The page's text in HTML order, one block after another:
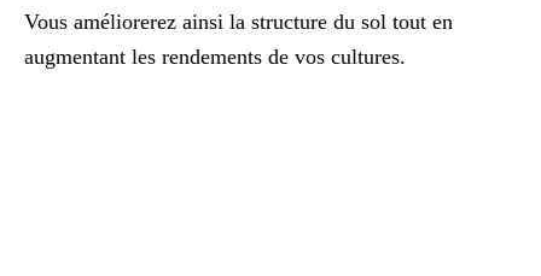
Vous améliorerez ainsi la structure du sol tout en
augmentant les rendements de vos cultures.